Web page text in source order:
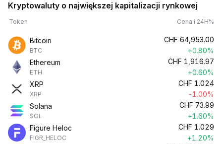
Kryptowaluty o największej kapitalizacji rynkowej
Token Cena i 24H%
Bitcoin
BTC
CHF 64,953.00
+0.80%
Ethereum
ETH
CHF 1,916.97
+0.60%
XRP
XRP
CHF 1.024
-1.00%
Solana
SOL
CHF 73.99
+1.60%
Figure Heloc
FIGR_HELOC
CHF 1.029
+1.20%